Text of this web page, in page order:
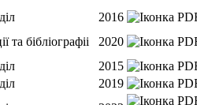
2016
та бібліографіі 2020
2015
2019